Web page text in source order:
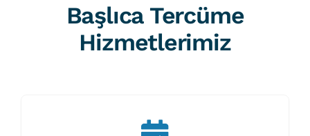
Başlıca Tercüme
Hizmetlerimiz